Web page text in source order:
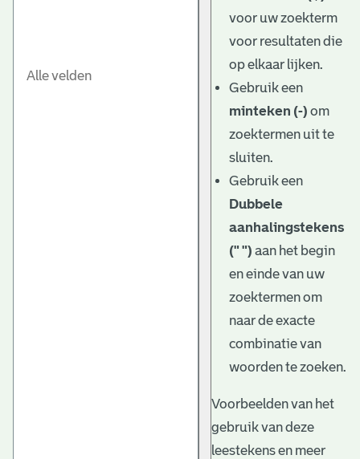
voor uw zoekterm
voor resultaten die
op elkaar lijken.
Gebruik een
minteken (-) om
zoektermen uit te
sluiten.
Gebruik een
Dubbele
aanhalingstekens
(" ") aan het begin
en einde van uw
zoektermen om
naar de exacte
combinatie van
woorden te zoeken.
Voorbeelden van het
gebruik van deze
leestekens en meer